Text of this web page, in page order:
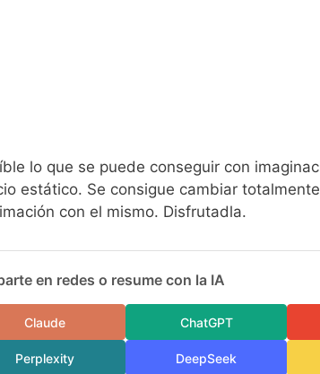
lo que se puede conseguir con
estático. Se consigue cambiar
con el mismo. Disfrutadla.
en redes o resume con la IA
Claude ChatGPT
Perplexity DeepSeek